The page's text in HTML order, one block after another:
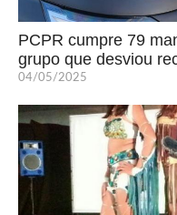
PCPR cumpre 79
grupo que desviou
04/05/2025